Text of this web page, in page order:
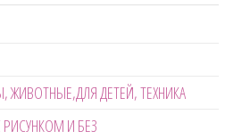
ЖИВОТНЫЕ,ДЛЯ ДЕТЕЙ, ТЕХНИКА
РИСУНКОМ И БЕЗ